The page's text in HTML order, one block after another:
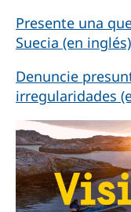
Presente una
Suecia (en inglés)
Denuncie
irregularidades